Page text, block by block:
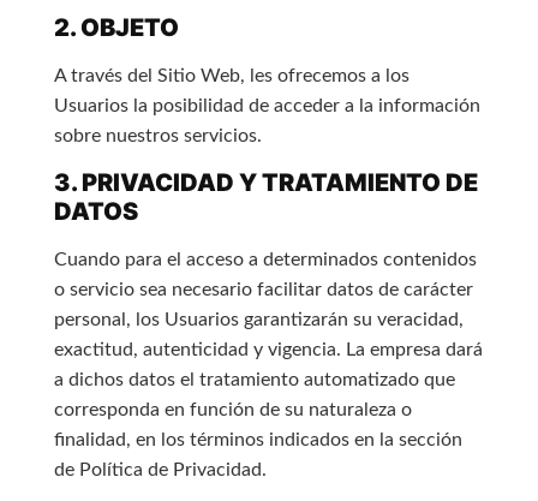
2. OBJETO
A través del Sitio Web, les ofrecemos a los
Usuarios la posibilidad de acceder a la información
sobre nuestros servicios.
3. PRIVACIDAD Y TRATAMIENTO DE
DATOS
Cuando para el acceso a determinados contenidos
o servicio sea necesario facilitar datos de carácter
personal, los Usuarios garantizarán su veracidad,
exactitud, autenticidad y vigencia. La empresa dará
a dichos datos el tratamiento automatizado que
corresponda en función de su naturaleza o
finalidad, en los términos indicados en la sección
de Política de Privacidad.